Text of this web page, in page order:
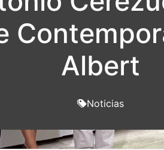
Albert
Noticias